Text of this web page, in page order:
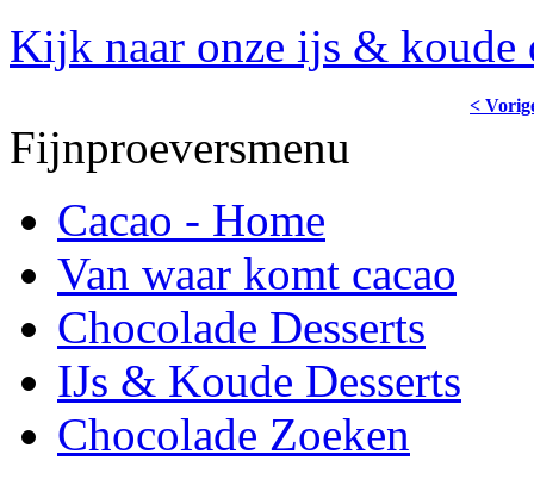
Kijk naar onze ijs & koude
<
Fijnproeversmenu
Cacao - Home
Van waar komt cacao
Chocolade Desserts
IJs & Koude Desserts
Chocolade Zoeken